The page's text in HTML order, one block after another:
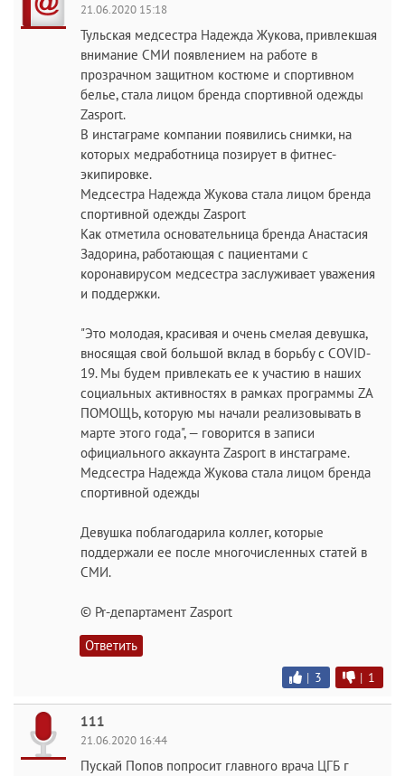
21.06.2020 15:18
Тульская медсестра Надежда Жукова, привлекшая
внимание СМИ появлением на работе в
прозрачном защитном костюме и спортивном
белье, стала лицом бренда спортивной одежды
Zasport.
В инстаграме компании появились снимки, на
которых медработница позирует в фитнес-
экипировке.
Медсестра Надежда Жукова стала лицом бренда
спортивной одежды Zasport
Как отметила основательница бренда Анастасия
Задорина, работающая с пациентами с
коронавирусом медсестра заслуживает уважения
и поддержки.
"Это молодая, красивая и очень смелая девушка,
вносящая свой большой вклад в борьбу с COVID-
19. Мы будем привлекать ее к участию в наших
социальных активностях в рамках программы ZA
ПОМОЩЬ, которую мы начали реализовывать в
марте этого года", — говорится в записи
официального аккаунта Zasport в инстаграме.
Медсестра Надежда Жукова стала лицом бренда
спортивной одежды
Девушка поблагодарила коллег, которые
поддержали ее после многочисленных статей в
СМИ.
© Pr-департамент Zasport
Ответить
| 3 | 1
111
21.06.2020 16:44
Пускай Попов попросит главного врача ЦГБ г